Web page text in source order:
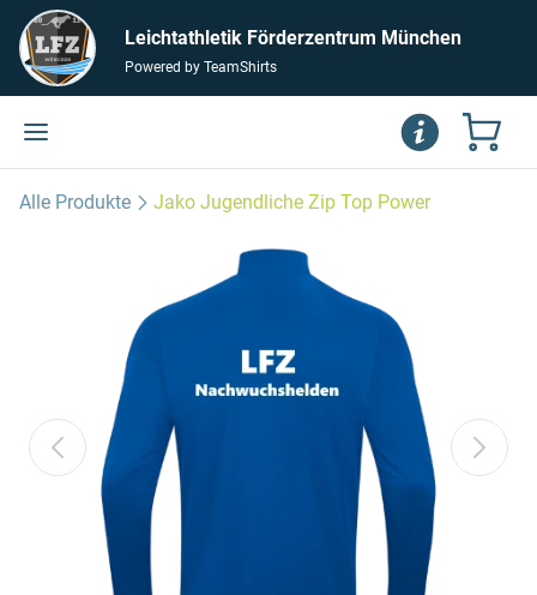
Leichtathletik Förderzentrum München
Powered by TeamShirts
Alle Produkte Jako Jugendliche Zip Top Power